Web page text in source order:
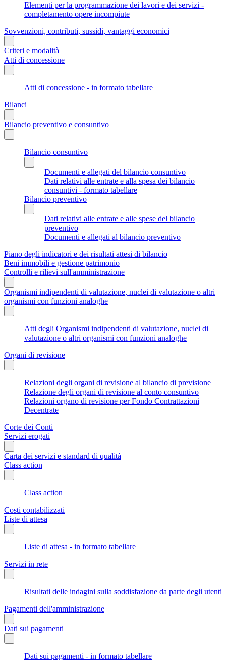
Elementi per la programmazione dei lavori e dei servizi -
completamento opere incompiute
Sovvenzioni, contributi, sussidi, vantaggi economici
Criteri e modalità
Atti di concessione
Atti di concessione - in formato tabellare
Bilanci
Bilancio preventivo e consuntivo
Bilancio consuntivo
Documenti e allegati del bilancio consuntivo
Dati relativi alle entrate e alla spesa dei bilancio
consuntivi - formato tabellare
Bilancio preventivo
Dati relativi alle entrate e alle spese del bilancio
preventivo
Documenti e allegati al bilancio preventivo
Piano degli indicatori e dei risultati attesi di bilancio
Beni immobili e gestione patrimonio
Controlli e rilievi sull'amministrazione
Organismi indipendenti di valutazione, nuclei di valutazione o altri
organismi con funzioni analoghe
Atti degli Organismi indipendenti di valutazione, nuclei di
valutazione o altri organismi con funzioni analoghe
Organi di revisione
Relazioni degli organi di revisione al bilancio di previsione
Relazione degli organi di revisione al conto consuntivo
Relazioni organo di revisione per Fondo Contrattazioni
Decentrate
Corte dei Conti
Servizi erogati
Carta dei servizi e standard di qualità
Class action
Class action
Costi contabilizzati
Liste di attesa
Liste di attesa - in formato tabellare
Servizi in rete
Risultati delle indagini sulla soddisfazione da parte degli utenti
Pagamenti dell'amministrazione
Dati sui pagamenti
Dati sui pagamenti - in formato tabellare